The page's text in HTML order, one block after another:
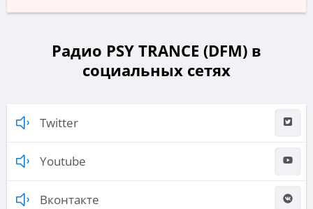
Радио PSY TRANCE (DFM) в
социальных сетях
Twitter
Youtube
Вконтакте